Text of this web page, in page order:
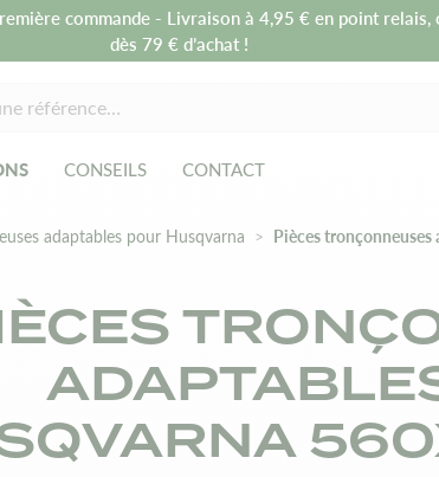
commande - Livraison à 4,95 € en point relais,
dès 79 € d’achat !
CONSEILS CONTACT
adaptables pour Husqvarna Pièces